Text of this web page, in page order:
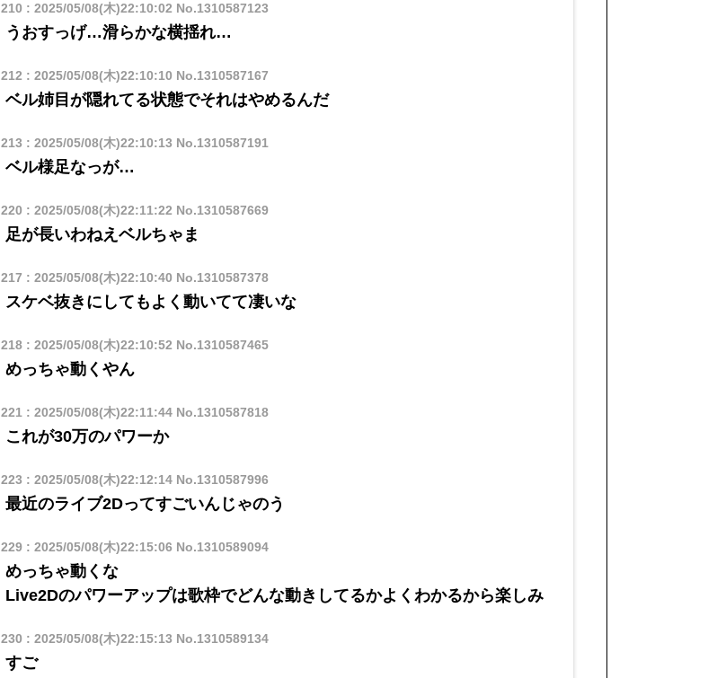
210 : 2025/05/08(木)22:10:02 No.1310587123
うおすっげ…滑らかな横揺れ…
212 : 2025/05/08(木)22:10:10 No.1310587167
ベル姉目が隠れてる状態でそれはやめるんだ
213 : 2025/05/08(木)22:10:13 No.1310587191
ベル様足なっが…
220 : 2025/05/08(木)22:11:22 No.1310587669
足が長いわねえベルちゃま
217 : 2025/05/08(木)22:10:40 No.1310587378
スケベ抜きにしてもよく動いてて凄いな
218: 2025/05/08(木)22:10:52 No.1310587465
めっちゃ動くやん
221 : 2025/05/08(木)22:11:44No.1310587818
これが30万のパワーか
223 : 2025/05/08(木)22:12:14No.1310587996
最近のライブ2Dってすごいんじゃのう
229: 2025/05/08(木)22:15:06 No.1310589094
めっちゃ動くな
Live2Dのパワーアップは歌枠でどんな動きしてるかよくわかるから楽しみ
230 : 2025/05/08(木)22:15:13 No.1310589134
すご